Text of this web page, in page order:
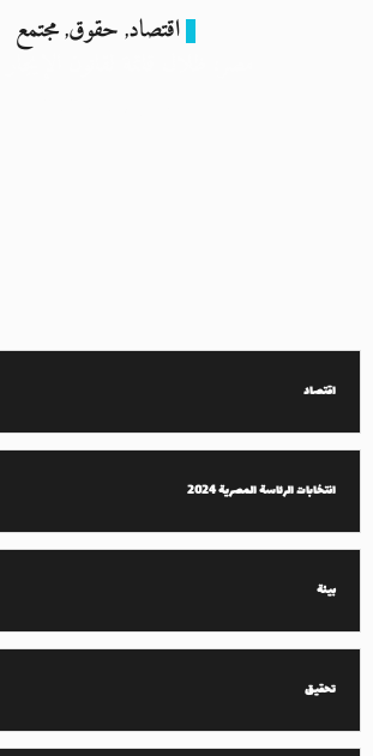
اقتصاد, حقوق,مجتمع
اقتصاد
انتخابات الرئاسة المصرية 2024
بيئة
تحقيق